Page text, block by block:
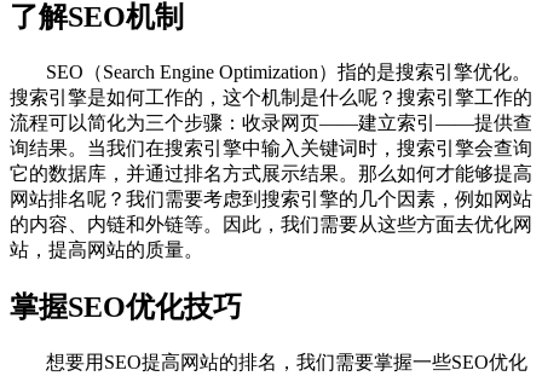
了解SEO机制
SEO（Search Engine Optimization）指的是搜索引擎优化。
搜索引擎是如何工作的，这个机制是什么呢？搜索引擎工作的
流程可以简化为三个步骤：收录网页——建立索引——提供查
询结果。当我们在搜索引擎中输入关键词时，搜索引擎会查询
它的数据库，并通过排名方式展示结果。那么如何才能够提高
网站排名呢？我们需要考虑到搜索引擎的几个因素，例如网站
的内容、内链和外链等。因此，我们需要从这些方面去优化网
站，提高网站的质量。
掌握SEO优化技巧
想要用SEO提高网站的排名，我们需要掌握一些SEO优化